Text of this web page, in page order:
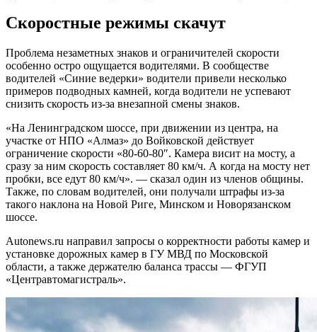
Скоростные режимы скачут
Проблема незаметных знаков и ограничителей скорости
особенно остро ощущается водителями. В сообществе
водителей «Синие ведерки» водители привели несколько
примеров подводных камней, когда водители не успевают
снизить скорость из-за внезапной смены знаков.
«На Ленинградском шоссе, при движении из центра, на
участке от НПО «Алмаз» до Войковской действует
ограничение скорости «80-60-80″. Камера висит на мосту, а
сразу за ним скорость составляет 80 км/ч. А когда на мосту нет
пробки, все едут 80 км/ч». — сказал один из членов общины.
Также, по словам водителей, они получали штрафы из-за
такого наклона на Новой Риге, Минском и Новорязанском
шоссе.
Autonews.ru направил запросы о корректности работы камер и
установке дорожных камер в ГУ МВД по Московской
области, а также держателю баланса трассы — ФГУП
«Центравтомагистраль».